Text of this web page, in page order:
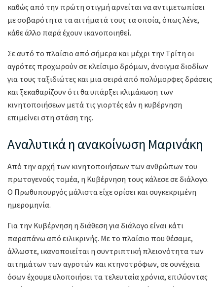
καθώς από την πρώτη στιγμή αρνείται να αντιμετωπίσει
με σοβαρότητα τα αιτήματά τους τα οποία, όπως λένε,
κάθε άλλο παρά έχουν ικανοποιηθεί.
Σε αυτό το πλαίσιο από σήμερα και μέχρι την Τρίτη οι
αγρότες προχωρούν σε κλείσιμο δρόμων, άνοιγμα διοδίων
για τους ταξιδιώτες και μια σειρά από πολύμορφες δράσεις
και ξεκαθαρίζουν ότι θα υπάρξει κλιμάκωση των
κινητοποιήσεων μετά τις γιορτές εάν η κυβέρνηση
επιμείνει στη στάση της.
Αναλυτικά η ανακοίνωση Μαρινάκη
Από την αρχή των κινητοποιήσεων των ανθρώπων του
πρωτογενούς τομέα, η Κυβέρνηση τους κάλεσε σε διάλογο.
Ο Πρωθυπουργός μάλιστα είχε ορίσει και συγκεκριμένη
ημερομηνία.
Για την Κυβέρνηση η διάθεση για διάλογο είναι κάτι
παραπάνω από ειλικρινής. Με το πλαίσιο που θέσαμε,
άλλωστε, ικανοποιείται η συντριπτική πλειονότητα των
αιτημάτων των αγροτών και κτηνοτρόφων, σε συνέχεια
όσων έχουμε υλοποιήσει τα τελευταία χρόνια, επιλύοντας